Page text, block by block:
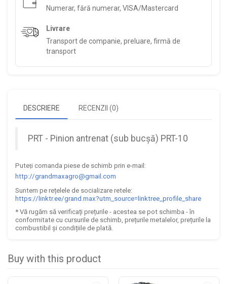
Numerar, fără numerar, VISA/Mastercard
Livrare
Transport de companie, preluare, firmă de
transport
DESCRIERE RECENZII (0)
PRT - Pinion antrenat (sub bucșă) PRT-10
Puteți comanda piese de schimb prin e-mail:
http://grandmaxagro@gmail.com
Suntem pe rețelele de socializare retele:
https://linktr.ee/grand.max?utm_source=linktree_profile_share
* Vă rugăm să verificați prețurile - acestea se pot schimba -în
conformitate cu cursurile de schimb, prețurile metalelor, prețurile la
combustibil și condițiile de plată
Buy with this product